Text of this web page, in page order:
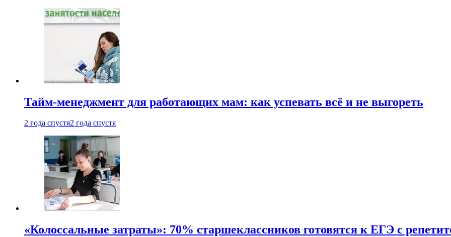
Тайм-менеджмент для работающих мам: как успевать всё и не выгореть
2 года спустя2 года спустя
«Колоссальные затраты»: 70% старшеклассников готовятся к ЕГЭ с